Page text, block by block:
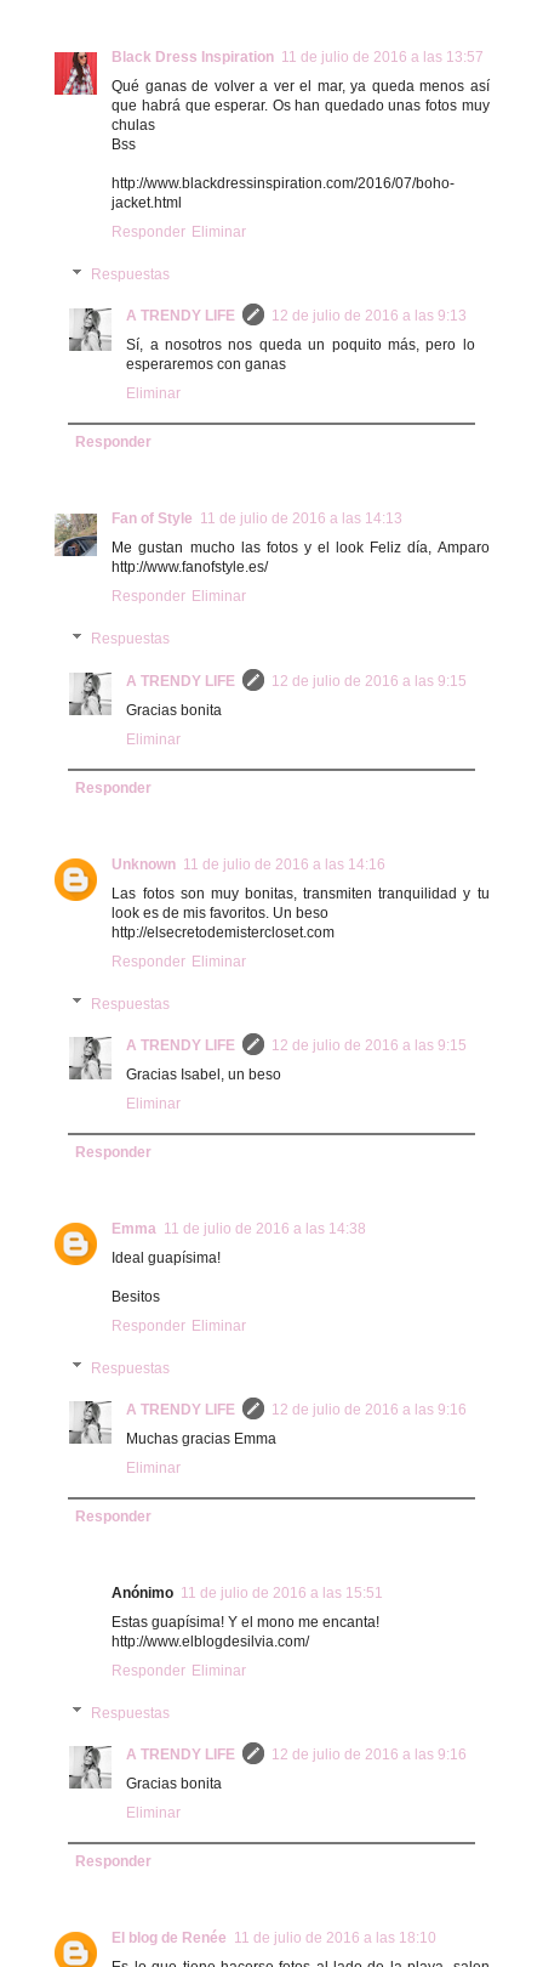
Black Dress Inspiration 11 de julio de 2016 a las 13:57
Qué ganas de volver a ver el mar, ya queda menos así
que habrá que esperar. Os han quedado unas fotos muy
chulas
Bss
http://www.blackdressinspiration.com/2016/07/boho-
jacket.html
Responder Eliminar
Respuestas
A TRENDY LIFE
12 de julio de 2016 a las 9:13
Sí, a nosotros nos queda un poquito más, pero lo
esperaremos con ganas
Eliminar
Responder
Fan of Style 11 de julio de 2016 a las 14:13
Me gustan mucho las fotos y el look Feliz día, Amparo
http://www.fanofstyle.es/
Responder Eliminar
Respuestas
A TRENDY LIFE
12 de julio de 2016 a las 9:15
Gracias bonita
Eliminar
Responder
Unknown 11 de julio de 2016 a las 14:16
Las fotos son muy bonitas, transmiten tranquilidad y tu
look es de mis favoritos. Un beso
http://elsecretodemistercloset.com
Responder Eliminar
Respuestas
A TRENDY LIFE
12 de julio de 2016 a las 9:15
Gracias Isabel, un beso
Eliminar
Responder
Emma 11 de julio de 2016 a las 14:38
Ideal guapísima!
Besitos
Responder Eliminar
Respuestas
A TRENDY LIFE
12 de julio de 2016 a las 9:16
Muchas gracias Emma
Eliminar
Responder
Anónimo 11 de julio de 2016 a las 15:51
Estas guapísima! Y el mono me encanta!
http://www.elblogdesilvia.com/
Responder Eliminar
Respuestas
A TRENDY LIFE
12 de julio de 2016 a las 9:16
Gracias bonita
Eliminar
Responder
El blog de Renée 11 de julio de 2016 a las 18:10